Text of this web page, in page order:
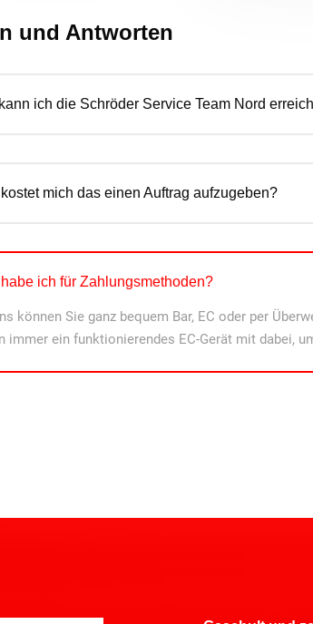
und Antworten
ich die Schröder Service Team Nord
mich das einen Auftrag aufzugeben?
ich für Zahlungsmethoden?
können Sie ganz bequem Bar, EC oder per
immer ein funktionierendes EC-Gerät mit dabei,